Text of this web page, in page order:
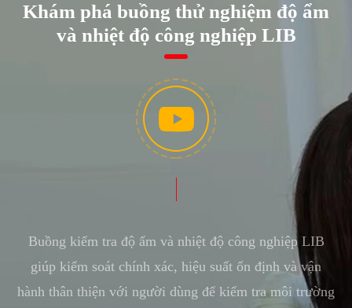
Khám phá buồng thử nghiệm độ ẩm
và nhiệt độ công nghiệp LIB
Buồng kiểm tra độ ẩm và nhiệt độ công nghiệp LIB
giúp kiểm soát chính xác, hiệu suất ổn định và vận
hành thân thiện với người dùng để kiểm tra môi trường